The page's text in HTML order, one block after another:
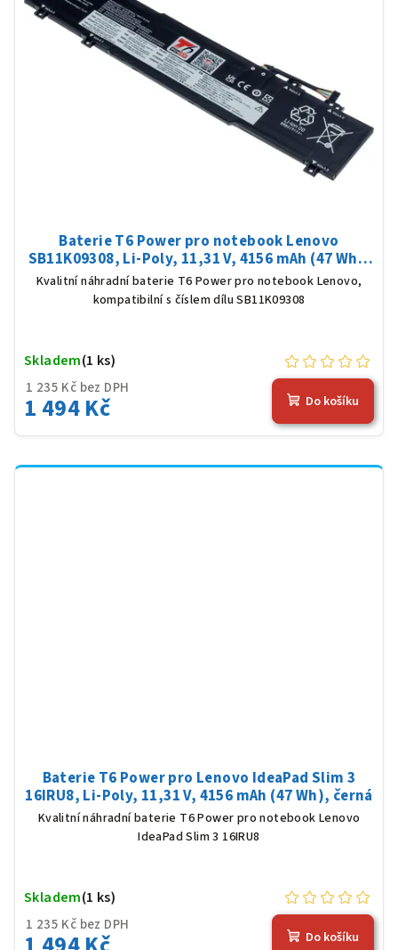
Baterie T6 Power pro notebook Lenovo
SB11K09308, Li-Poly, 11,31 V, 4156 mAh (47 Wh),
černá
Kvalitní náhradní baterie T6 Power pro notebook Lenovo,
kompatibilní s číslem dílu SB11K09308
1 235 Kč bez DPH
1 494 Kč
Skladem(1 ks)
Do košíku
Baterie T6 Power pro Lenovo IdeaPad Slim 3
16IRU8, Li-Poly, 11,31 V, 4156 mAh (47 Wh), černá
Kvalitní náhradní baterie T6 Power pro notebook Lenovo
IdeaPad Slim 3 16IRU8
1 235 Kč bez DPH
Skladem(1 ks)
Do košíku